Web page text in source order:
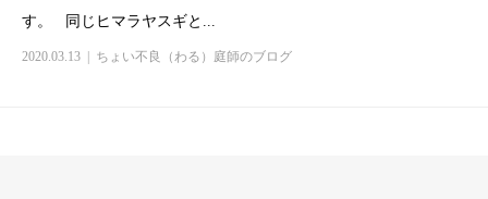
す。 同じヒマラヤスギと...
2020.03.13 ちょい不良（わる）庭師のブログ